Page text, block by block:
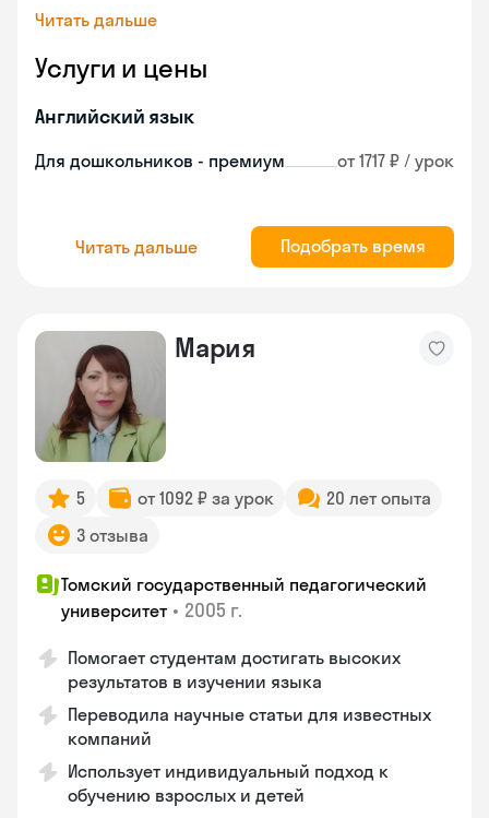
Читать дальше
Услуги и цены
Английский язык
Для дошкольников - премиум от 1717 ₽ / урок
Читать дальше Подобрать время
Мария
5 от 1092 ₽ за урок
20 лет опыта
3 отзыва
Томский государственный педагогический
университет • 2005 г.
Помогает студентам достигать высоких
результатов в изучении языка
Переводила научные статьи для известных
компаний
Использует индивидуальный подход к
обучению взрослых и детей